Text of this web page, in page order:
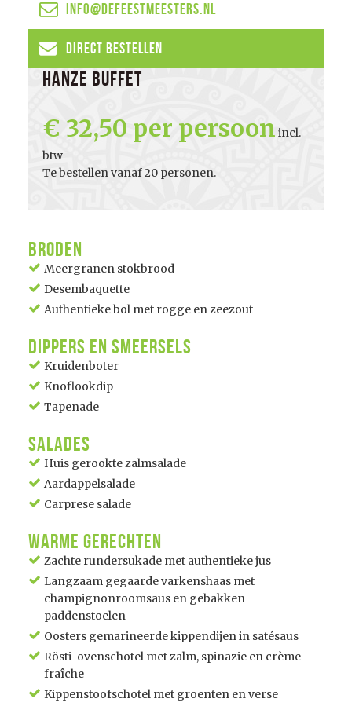
info@defeestmeesters.nl
Direct Bestellen
Hanze Buffet
32,50 per persoon incl.
btw
Te bestellen vanaf 20 personen.
Broden
Meergranen stokbrood
Desembaquette
Authentieke bol met rogge en zeezout
Dippers en Smeersels
Kruidenboter
Knoflookdip
Tapenade
Salades
Huis gerookte zalmsalade
Aardappelsalade
Carprese salade
Warme gerechten
Zachte rundersukade met authentieke jus
Langzaam gegaarde varkenshaas met
champignonroomsaus en gebakken
paddenstoelen
Oosters gemarineerde kippendijen in satésaus
Rösti-ovenschotel met zalm, spinazie en crème
fraîche
Kippenstoofschotel met groenten en verse